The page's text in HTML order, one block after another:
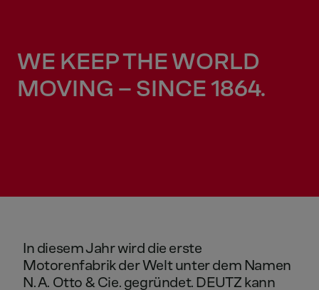
WE KEEP THE WORLD
MOVING – SINCE 1864.
In diesemJahrwird die erste
MotorenfabrikderWeltunterdem Namen
N.A. Otto & Cie. gegründet. DEUTZ kann